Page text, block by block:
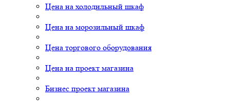
Цена на холодильный шкаф
Цена на морозильный шкаф
Цена торгового оборудования
Цена на проект магазина
Бизнес проект магазина